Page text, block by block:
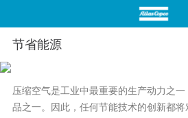
首页
节省能源
压缩空气是工业中最重要的生产动力之
品之一。因此，任何节能技术的创新都